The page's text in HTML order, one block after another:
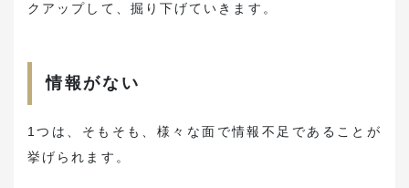
クアップして、掘り下げていきます。
情報がない
1つは、そもそも、様々な面で情報不足であることが
挙げられます。